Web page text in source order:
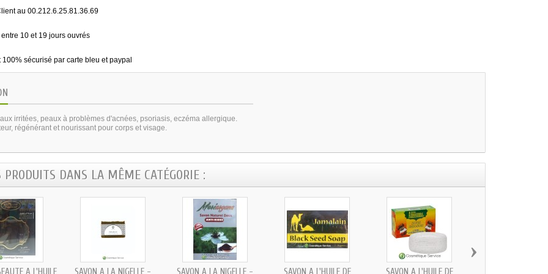
au 00.212.6.25.81.36.69
10 et 19 jours ouvrés
100% sécurisé par carte bleu et paypal
irritées, peaux à problèmes d'acnées, psoriasis, eczéma allergique.
régénérant et nourissant pour corps et visage.
PRODUITS DANS LA MÊME CATÉGORIE :
À L'HUILE SAVON À LA NIGELLE - SAVON À LA NIGELLE - SAVON À L'HUILE DE SAVON À L'HUILE DE
›